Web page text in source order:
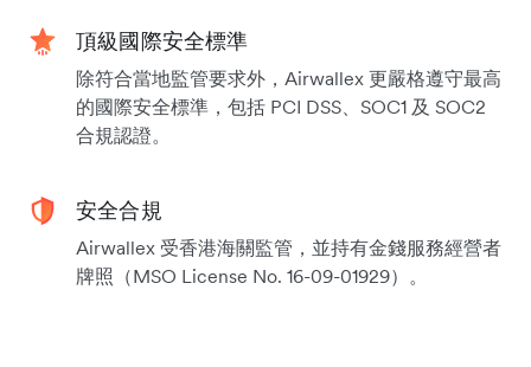
頂級國際安全標準
除符合當地監管要求外，Airwallex 更嚴格遵守最高
的國際安全標準，包括 PCI DSS、SOC1 及 SOC2
合規認證。
安全合規
Airwallex 受香港海關監管，並持有金錢服務經營者
牌照（MSO License No. 16-09-01929）。